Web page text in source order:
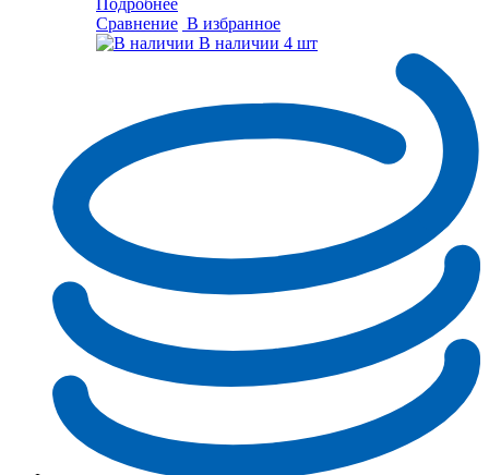
Подробнее
Сравнение В избранное
В наличии 4 шт